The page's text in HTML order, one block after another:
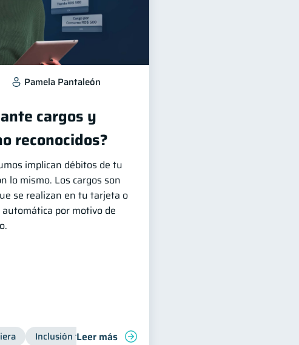
Gasto responsable
Finanzas para jóvenes
Pamela Pantaleón
cargos y
reconocidos?
implican débitos de tu
lo mismo. Los cargos son
se realizan en tu tarjeta o
por motivo de
Inclusión financiera Finanzas para jóvenes
Leer más